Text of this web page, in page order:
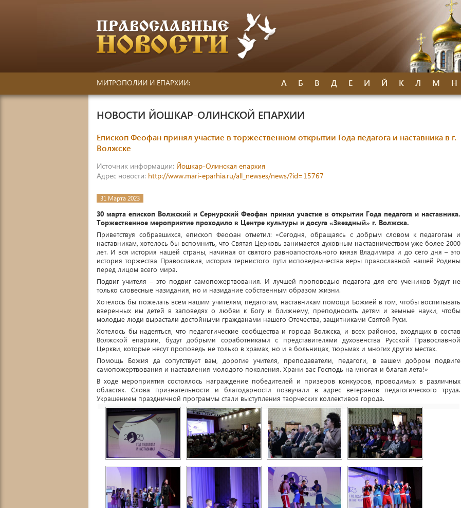
МИТРОПОЛИИ И ЕПАРХИИ: А Б В Д Е И Й К Л М Н
НОВОСТИ ЙОШКАР-ОЛИНСКОЙ ЕПАРХИИ
Епископ Феофан принял участие в торжественном открытии Года педагога и наставника в г.
Волжске
Источник информации: Йошкар-Олинская епархия
Адрес новости: http://www.mari-eparhia.ru/all_newses/news/?id=15767
31 Марта 2023
30 марта епископ Волжский и Сернурский Феофан принял участие в открытии Года педагога и наставника.
Торжественное мероприятие проходило в Центре культуры и досуга «Звездный» г. Волжска.
Приветствуя собравшихся, епископ Феофан отметил: «Сегодня, обращаясь с добрым словом к педагогам и
наставникам, хотелось бы вспомнить, что Святая Церковь занимается духовным наставничеством уже более 2000
лет. И вся история нашей страны, начиная от святого равноапостольного князя Владимира и до сего дня – это
история торжества Православия, история тернистого пути исповедничества веры православной нашей Родины
перед лицом всего мира.
Подвиг учителя – это подвиг самопожертвования. И лучшей проповедью педагога для его учеников будут не
только словесные назидания, но и назидание собственным образом жизни.
Хотелось бы пожелать всем нашим учителям, педагогам, наставникам помощи Божией в том, чтобы воспитывать
вверенных им детей в заповедях о любви к Богу и ближнему, преподносить детям и земные науки, чтобы
молодые люди вырастали достойными гражданами нашего Отечества, защитниками Святой Руси.
Хотелось бы надеяться, что педагогические сообщества и города Волжска, и всех районов, входящих в состав
Волжской епархии, будут добрыми соработниками с представителями духовенства Русской Православной
Церкви, которые несут проповедь не только в храмах, но и в больницах, тюрьмах и многих других местах.
Помощь Божия да сопутствует вам, дорогие учителя, преподаватели, педагоги, в вашем добром подвиге
самопожертвования и наставления молодого поколения. Храни вас Господь на многая и благая лета!»
В ходе мероприятия состоялось награждение победителей и призеров конкурсов, проводимых в различных
областях. Слова признательности и благодарности позвучали в адрес ветеранов педагогического труда.
Украшением праздничной программы стали выступления творческих коллективов города.